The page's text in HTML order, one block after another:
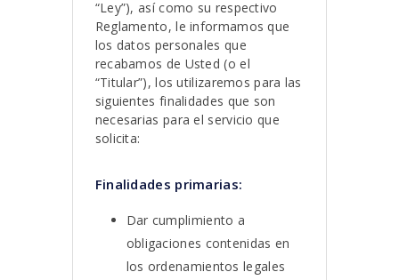
“Ley”), así como su respectivo
Reglamento, le informamos que
los datos personales que
recabamos de Usted (o el
“Titular”), los utilizaremos para las
siguientes finalidades que son
necesarias para el servicio que
solicita:
Finalidades primarias:
Dar cumplimiento a
obligaciones contenidas en
los ordenamientos legales